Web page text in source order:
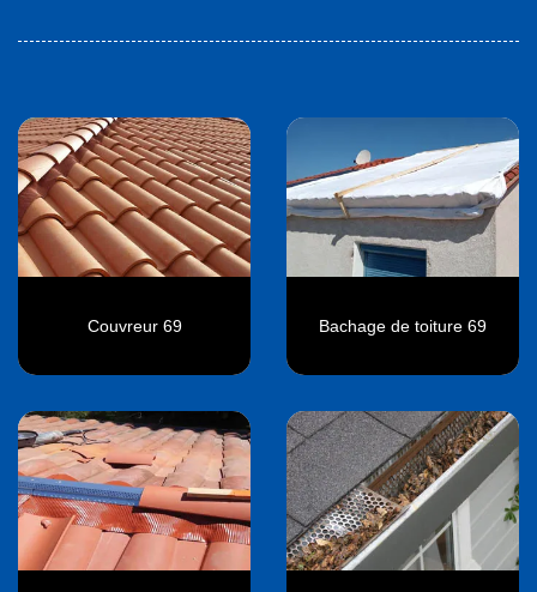
Couvreur 69 Bachage de toiture 69